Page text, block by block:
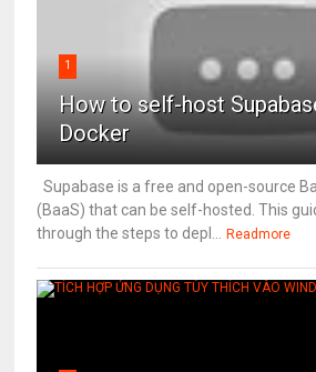
1
How to self-host
Docker
Supabase is a free and open-source
(BaaS) that can be self-hosted. This
through the steps to depl...
Readmore